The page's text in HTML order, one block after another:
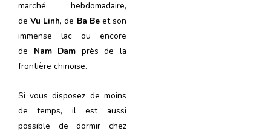
marché hebdomadaire,
deVu Linh, de Ba Beet son
immense lac ou encore
de Nam Dam près de la
frontière chinoise.
Si vous disposez de moins
de temps, il est aussi
possible de dormir chez